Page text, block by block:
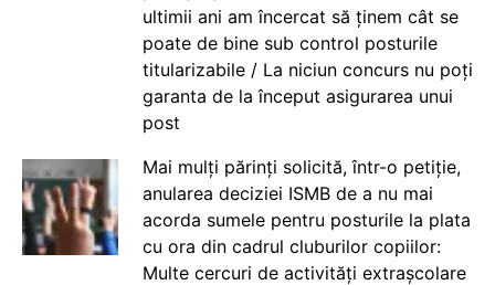
ultimii ani am încercat să ținem cât se
poate de bine sub control posturile
titularizabile / La niciun concurs nu poți
garanta de la început asigurarea unui
post
Mai mulți părinți solicită, într-o petiție,
anularea deciziei ISMB de a nu mai
acorda sumele pentru posturile la plata
cu ora din cadrul cluburilor copiilor:
Multe cercuri de activități extrașcolare